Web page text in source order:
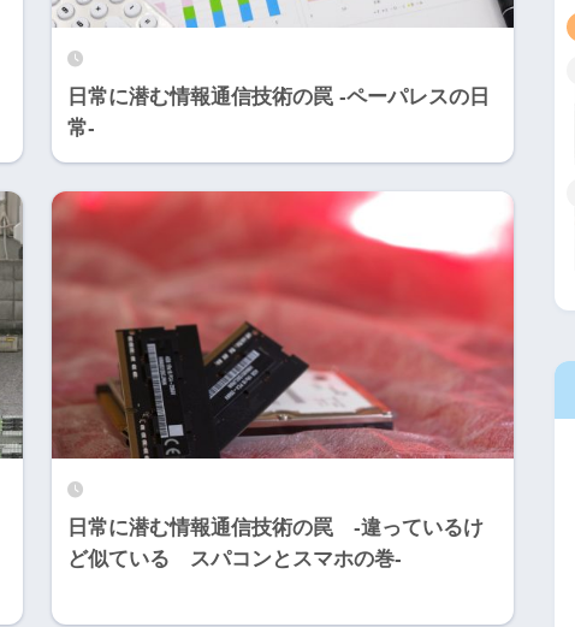
日常に潜む情報通信技術の罠 -ペーパレスの日
常-
日常に潜む情報通信技術の罠 -違っているけ
ど似ている スパコンとスマホの巻-